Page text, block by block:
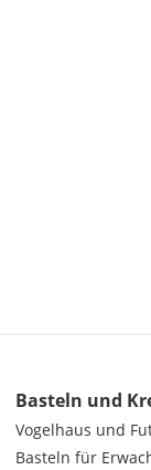
Basteln und
Vogelhaus und
Basteln für